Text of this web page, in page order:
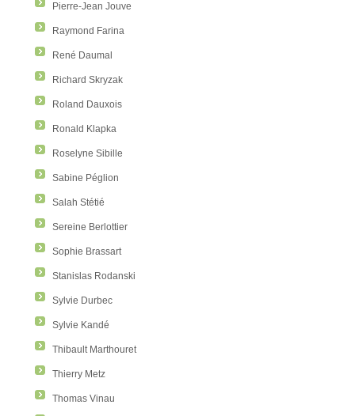
Pierre-Jean Jouve
Raymond Farina
René Daumal
Richard Skryzak
Roland Dauxois
Ronald Klapka
Roselyne Sibille
Sabine Péglion
Salah Stétié
Sereine Berlottier
Sophie Brassart
Stanislas Rodanski
Sylvie Durbec
Sylvie Kandé
Thibault Marthouret
Thierry Metz
Thomas Vinau